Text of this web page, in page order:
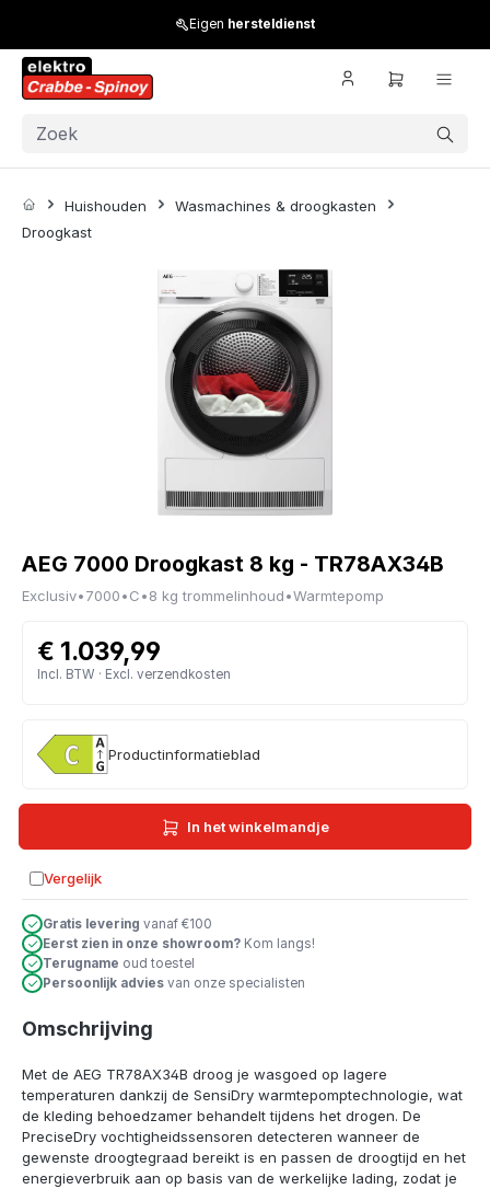
Eigen hersteldienst
Huishouden
Wasmachines & droogkasten
Droogkast
Skip image gallery
AEG 7000 Droogkast 8 kg - TR78AX34B
Exclusiv•7000•C•8 kg trommelinhoud•Warmtepomp
€ 1.039,99
Incl. BTW · Excl. verzendkosten
Productinformatieblad
In het winkelmandje
Vergelijk
Toevoegen aan vergelijking
Gratis levering vanaf €100
Eerst zien in onze showroom? Kom langs!
Terugname oud toestel
Persoonlijk advies van onze specialisten
Omschrijving
Met de AEG TR78AX34B droog je wasgoed op lagere
temperaturen dankzij de SensiDry warmtepomptechnologie, wat
de kleding behoedzamer behandelt tijdens het drogen. De
PreciseDry vochtigheidssensoren detecteren wanneer de
gewenste droogtegraad bereikt is en passen de droogtijd en het
energieverbruik aan op basis van de werkelijke lading, zodat je